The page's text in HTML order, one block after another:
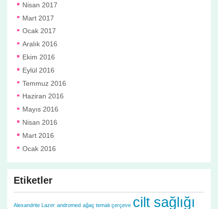
Nisan 2017
Mart 2017
Ocak 2017
Aralık 2016
Ekim 2016
Eylül 2016
Temmuz 2016
Haziran 2016
Mayıs 2016
Nisan 2016
Mart 2016
Ocak 2016
Etiketler
Alexandrite Lazer andromed ağaç temalı çerçeve cilt sağlığı